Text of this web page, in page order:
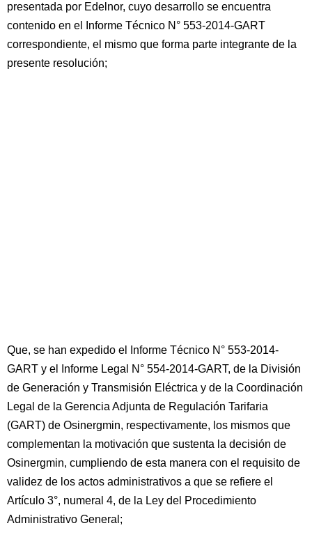
presentada por Edelnor, cuyo desarrollo se encuentra
contenido en el Informe Técnico N° 553-2014-GART
correspondiente, el mismo que forma parte integrante de la
presente resolución;
Que, se han expedido el Informe Técnico N° 553-2014-
GART y el Informe Legal N° 554-2014-GART, de la División
de Generación y Transmisión Eléctrica y de la Coordinación
Legal de la Gerencia Adjunta de Regulación Tarifaria
(GART) de Osinergmin, respectivamente, los mismos que
complementan la motivación que sustenta la decisión de
Osinergmin, cumpliendo de esta manera con el requisito de
validez de los actos administrativos a que se refiere el
Artículo 3°, numeral 4, de la Ley del Procedimiento
Administrativo General;